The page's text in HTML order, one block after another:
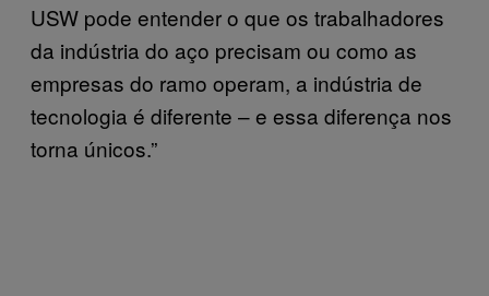
USW pode entender o que os trabalhadores
da indústria do aço precisam ou como as
empresas do ramo operam, a indústria de
tecnologia é diferente – e essa diferença nos
torna únicos.”